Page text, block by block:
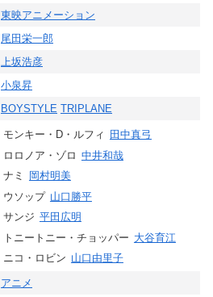
東映アニメーション
尾田栄一郎
上坂浩彦
小泉昇
BOYSTYLE TRIPLANE
モンキー・D・ルフィ
田中真弓
ロロノア・ゾロ 中井和哉
ナミ
岡村明美
ウソップ 山口勝平
サンジ 平田広明
トニートニー・チョッパー 大谷育江
ニコ・ロビン 山口由里子
アニメ